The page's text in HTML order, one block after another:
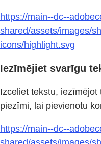
https://main--dc--
shared/assets/images/
icons/highlight.svg
Iezīmējiet svarīgu
Izceliet tekstu,
piezīmi, lai pievienotu
https://main--dc--